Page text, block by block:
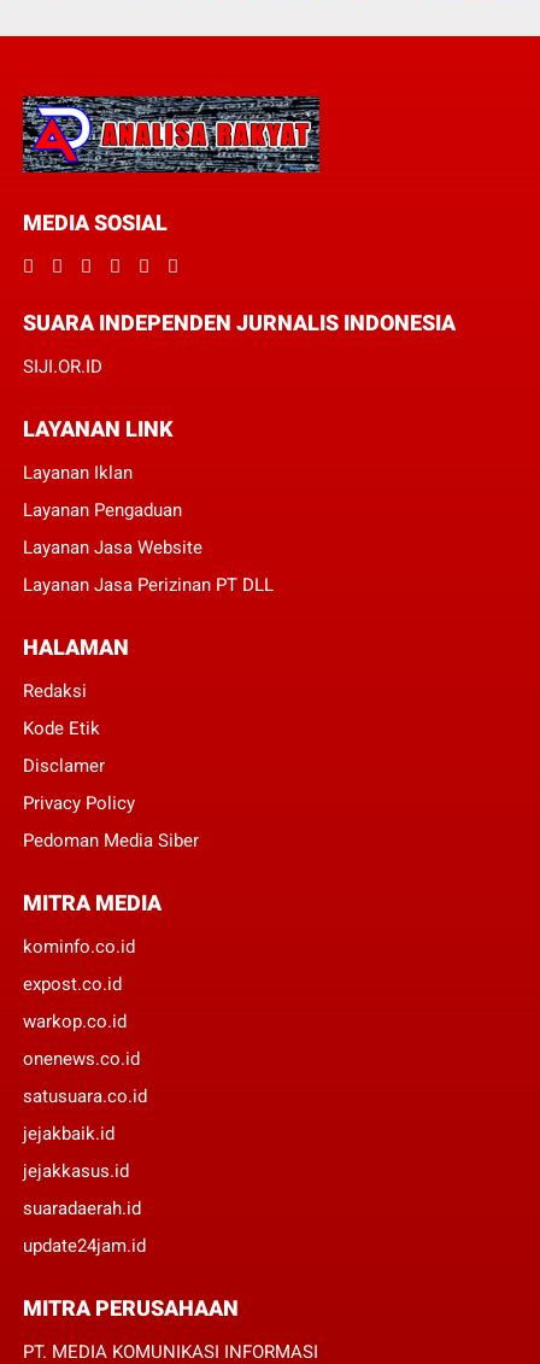
MEDIA SOSIAL
SUARA INDEPENDEN JURNALIS INDONESIA
SIJI.OR.ID
LAYANAN LINK
Layanan Iklan
Layanan Pengaduan
Layanan Jasa Website
Layanan Jasa Perizinan PT DLL
HALAMAN
Redaksi
Kode Etik
Disclamer
Privacy Policy
Pedoman Media Siber
MITRA MEDIA
kominfo.co.id
expost.co.id
warkop.co.id
onenews.co.id
satusuara.co.id
jejakbaik.id
jejakkasus.id
suaradaerah.id
update24jam.id
MITRA PERUSAHAAN
PT. MEDIA KOMUNIKASI INFORMASI